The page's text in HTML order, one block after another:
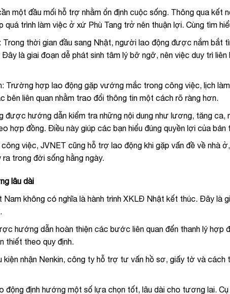
một đầu mối hỗ trợ nhằm ổn định cuộc sống. Thông qua kết
quá trình làm việc ở xứ Phù Tang trở nên thuận lợi. Cùng tìm
Trong thời gian đầu sang Nhật, người lao động được nắm bắt
là giai đoạn dễ phát sinh tâm lý bỡ ngỡ, nên việc duy trì liên
Trường hợp lao động gặp vướng mắc trong công việc, lịch
bên liên quan nhằm trao đổi thông tin một cách rõ ràng hơn.
được hướng dẫn kiểm tra những nội dung như lương, tăng ca,
hợp đồng. Điều này giúp các bạn hiểu đúng quyền lợi của bản
việc, JVNET cũng hỗ trợ lao động khi gặp vấn đề về nhà
trong đời sống hằng ngày.
lâu dài
không có nghĩa là hành trình XKLĐ Nhật kết thúc. Đây là
hướng dẫn hoàn thiện các bước liên quan đến thanh lý hợp
thiết theo quy định.
kiện nhận Nenkin, công ty hỗ trợ tư vấn hồ sơ, giấy tờ và cách
động định hướng một số lựa chọn tốt, lâu dài cho tương lai.